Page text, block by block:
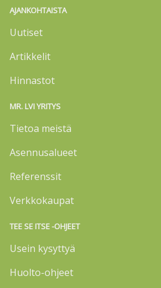
AJANKOHTAISTA
Uutiset
Artikkelit
Hinnastot
MR. LVI YRITYS
Tietoa meistä
Asennusalueet
Referenssit
Verkkokaupat
TEE SE ITSE -OHJEET
Usein kysyttyä
Huolto-ohjeet